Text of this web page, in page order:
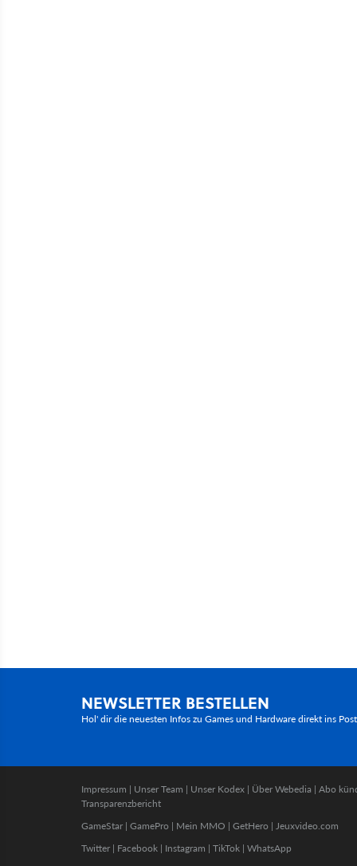
NEWSLETTER BESTELLEN
Hol' dir die neuesten Infos zu Games und Hardware direkt ins
Impressum | Unser Team | Unser Kodex | Über Webedia | Abo
Transparenzbericht
GameStar | GamePro | Mein MMO | GetHero | Jeuxvideo.com
Twitter | Facebook | Instagram | TikTok | WhatsApp